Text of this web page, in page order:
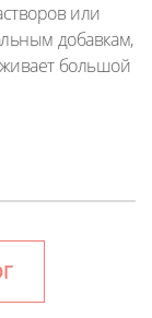
или
добавкам,
большой